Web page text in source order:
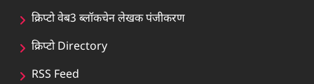
क्रिप्टो वेब3 ब्लॉकचेन लेखक पंजीकरण
क्रिप्टो Directory
RSS Feed